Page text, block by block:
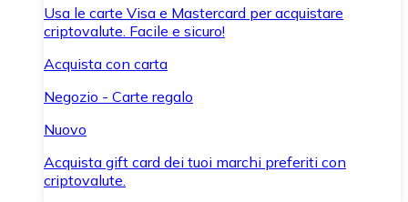
Usa le carte Visa e Mastercard per acquistare
criptovalute. Facile e sicuro!
Acquista con carta
Negozio - Carte regalo
Nuovo
Acquista gift card dei tuoi marchi preferiti con
criptovalute.